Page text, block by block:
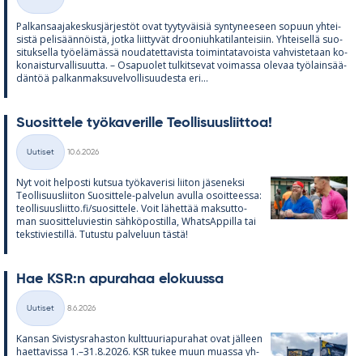
Kategoriat
Pal­kan­saa­ja­kes­kus­jär­jes­töt ovat tyy­ty­väi­siä syn­ty­nee­seen so­puun yh­tei­
sistä pe­li­sään­nöistä, jotka liit­ty­vät droo­niuh­ka­ti­lan­tei­siin. Yh­tei­sellä suo­
si­tuk­sella työ­elä­mässä nou­da­tet­ta­vista toi­min­ta­ta­voista vah­vis­te­taan ko­
ko­nais­tur­val­li­suutta. – Os­a­puo­let tul­kit­se­vat voi­massa ole­vaa työ­lain­sää­
dän­töä pal­kan­mak­su­vel­vol­li­suu­desta eri...
Suo­sit­tele työ­ka­ve­rille Teol­li­suus­liit­toa!
Kategoriat
Uutiset
10.6.2026
Nyt voit hel­posti kut­sua työ­ka­ve­risi lii­ton jä­se­neksi
Teol­li­suus­lii­ton Suo­sit­tele-pal­ve­lun avulla osoit­teessa:
teol­li­suus­liitto.fi/suo­sit­tele. Voit lä­het­tää mak­sut­to­
man suo­sit­te­lu­vies­tin säh­kö­pos­tilla, What­sAp­pilla tai
teks­ti­vies­tillä. Tu­tustu pal­ve­luun tästä!
Hae KSR:n apu­ra­haa elo­kuussa
Kategoriat
Uutiset
8.6.2026
Kan­san Si­vis­tys­ra­has­ton kult­tuu­ria­pu­ra­hat ovat jäl­leen
haet­ta­vissa 1.–31.8.2026. KSR tu­kee muun muassa yh­